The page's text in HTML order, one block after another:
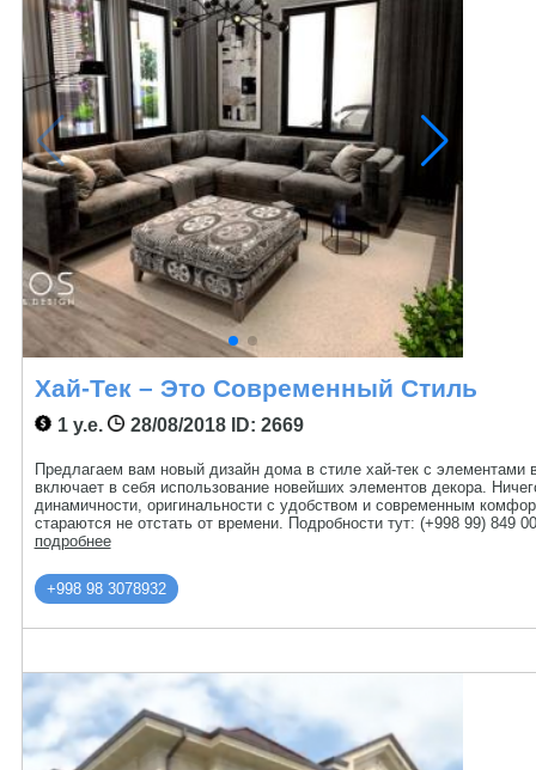
Хай-Тек – Это Современный Стиль
1 у.е. 28/08/2018ID: 2669
Предлагаем вам новый дизайн дома в стиле хай-тек с
включает в себя использование новейших элементов декора.
динамичности, оригинальности с удобством и современным
стараются не отстать от времени. Подробности тут: (+998 99) 849
подробнее
+998 98 3078932